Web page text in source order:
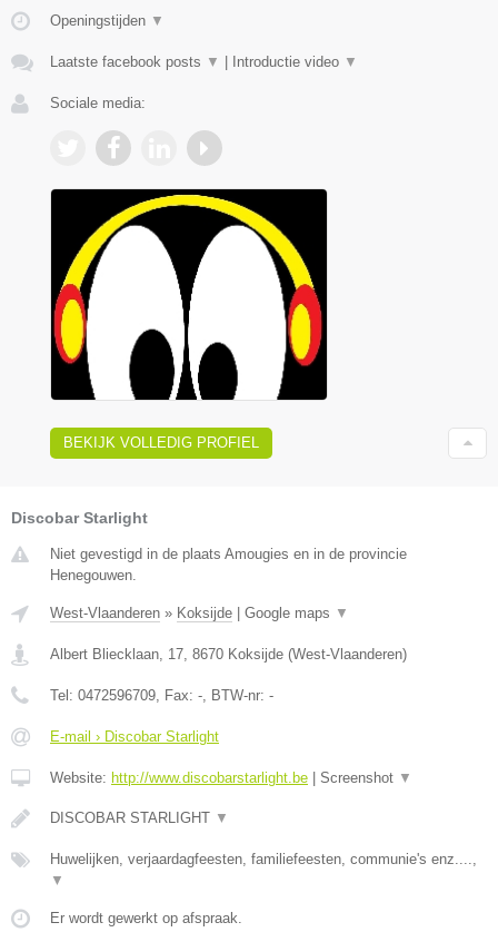
Openingstijden ▼
Laatste facebook posts ▼ | Introductie video ▼
Sociale media:
BEKIJK VOLLEDIG PROFIEL
Discobar Starlight
Niet gevestigd in de plaats Amougies en in de provincie
Henegouwen.
West-Vlaanderen » Koksijde Google maps ▼
Albert Bliecklaan, 17, 8670 Koksijde (West-Vlaanderen)
Tel: 0472596709, Fax: -, BTW-nr: -
E-mail › Discobar Starlight
Website: http://www.discobarstarlight.be Screenshot ▼
DISCOBAR STARLIGHT ▼
Huwelijken, verjaardagfeesten, familiefeesten, communie's enz....,
▼
Er wordt gewerkt op afspraak.